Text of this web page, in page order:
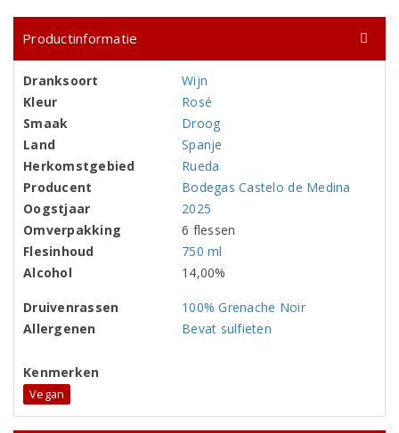
Productinformatie
Dranksoort
Wijn
Kleur
Rosé
Smaak
Droog
Land
Spanje
Herkomstgebied
Rueda
Producent
Bodegas Castelo de Medina
Oogstjaar
2025
Omverpakking
6 flessen
Flesinhoud
750 ml
Alcohol
14,00%
Druivenrassen
100% Grenache Noir
Allergenen
Bevat sulfieten
Kenmerken
Vegan